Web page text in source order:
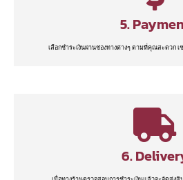
5.
เลือกชำระเงินผ่านช่องทางต่างๆ ตามที่คุณสะดวก เ
6.